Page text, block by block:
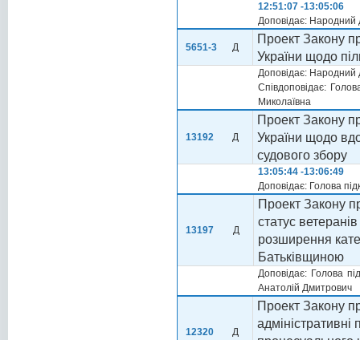
12:51:07 -13:05:06
Доповідає: Народний
5651-3 Д
Проект Закону
України щодо
Доповідає:
Співдоповідає:
Миколаївна
13192 Д
Проект Закону
України щодо
судового збору
13:05:44 -13:06:49
Доповідає: Голова
13197 Д
Проект Закону
статус
розширення
Батьківщиною
Доповідає: Голова
Анатолій Дмитрович
12320 Д
Проект Закону